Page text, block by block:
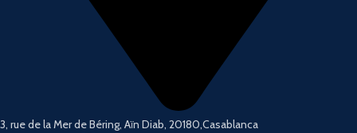
3, rue de la Mer de Béring, Aïn Diab, 20180,Casablanca